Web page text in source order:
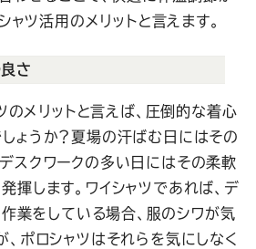
ャツ活用のメリットと言えます。
さ
のメリットと言えば、圧倒的な着心
ょうか？夏場の汗ばむ日にはその
スクワークの多い日にはその柔軟
揮します。ワイシャツであれば、デ
業をしている場合、服のシワが気
、ポロシャツはそれらを気にしなく